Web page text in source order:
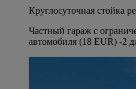
Круглосуточная стойка
Частный гараж с
автомобиля (18 EUR) -2